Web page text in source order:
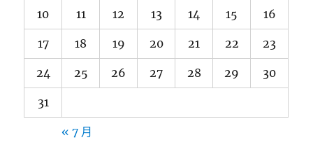
10 11 12 13 14 15 16
17 18 19 20 21 22 23
24 25 26 27 28 29 30
31
« 7 月